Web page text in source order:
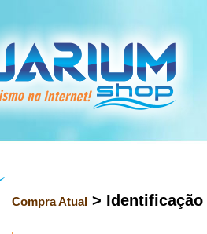
Compra Atual > Identificação